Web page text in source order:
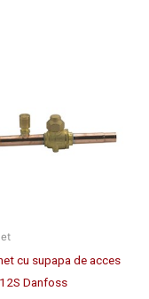
cu supapa de acces
Danfoss